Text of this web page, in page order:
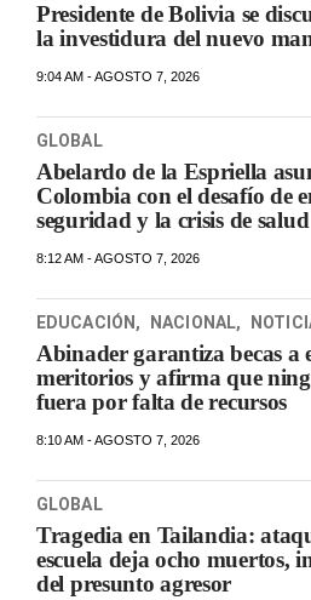
Presidente de Bolivia se
la investidura del nuevo
9:04 AM - AGOSTO 7, 2026
GLOBAL
Abelardo de la Espriella
Colombia con el desafío de
seguridad y la crisis de salud
8:12 AM - AGOSTO 7, 2026
EDUCACIÓN , NACIONAL,
Abinader garantiza becas a
meritorios y afirma que
fuera por falta de recursos
8:10 AM - AGOSTO 7, 2026
GLOBAL
Tragedia en Tailandia:
escuela deja ocho muertos,
del presunto agresor